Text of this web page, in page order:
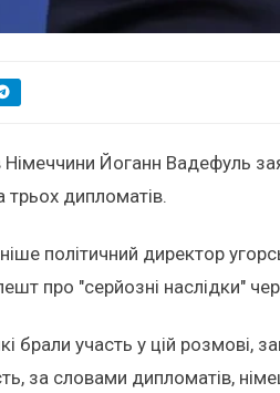
Німеччини Йоганн Вадефуль
трьох дипломатів.
політичний директор
про "серйозні наслідки"
брали участь у цій розмові,
за словами дипломатів,